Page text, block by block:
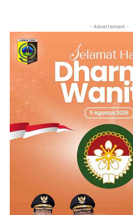
- Advertisment -